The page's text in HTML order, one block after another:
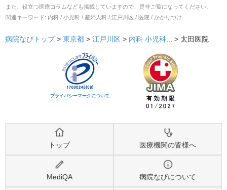
また、役立つ医療コラムなども掲載していますので、是非ご覧になってください。
関連キーワード: 内科 / 小児科 / 産婦人科 / 江戸川区 / 医院 / かかりつけ
病院なびトップ > 東京都 > 江戸川区 > 内科 小児科 ... > 太田医院
プライバシーマークについて
トップ 医療機関の皆様へ
MediQA 病院なびについて